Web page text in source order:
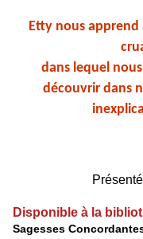
Etty nous
dans lequel
découvrir dans
Disponible à la
Sagesses